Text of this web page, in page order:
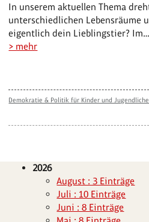
In unserem aktuellen Thema
unterschiedlichen Lebensräume
eigentlich dein Lieblingstier? Im…
> mehr
Demokratie & Politik für Kinder und Jugendliche
2026
August : 3 Einträge
Juli : 10 Einträge
Juni : 8 Einträge